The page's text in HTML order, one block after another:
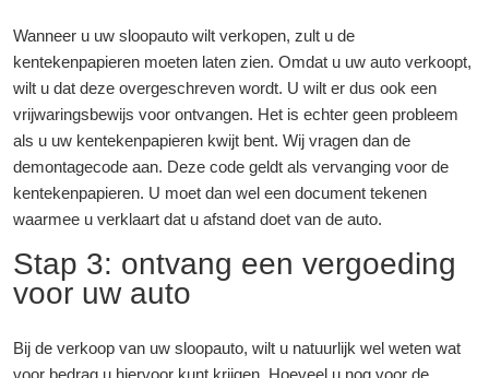
Wanneer u uw sloopauto wilt verkopen, zult u de
kentekenpapieren moeten laten zien. Omdat u uw auto verkoopt,
wilt u dat deze overgeschreven wordt. U wilt er dus ook een
vrijwaringsbewijs voor ontvangen. Het is echter geen probleem
als u uw kentekenpapieren kwijt bent. Wij vragen dan de
demontagecode aan. Deze code geldt als vervanging voor de
kentekenpapieren. U moet dan wel een document tekenen
waarmee u verklaart dat u afstand doet van de auto.
Stap 3: ontvang een vergoeding
voor uw auto
Bij de verkoop van uw sloopauto, wilt u natuurlijk wel weten wat
voor bedrag u hiervoor kunt krijgen. Hoeveel u nog voor de